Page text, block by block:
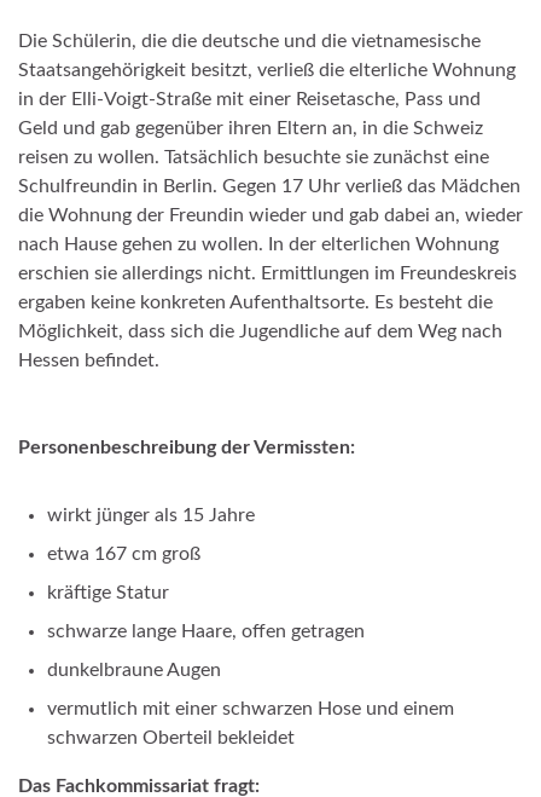
Die Schülerin, die die deutsche und die vietnamesische
Staatsangehörigkeit besitzt, verließ die elterliche Wohnung
in der Elli-Voigt-Straße mit einer Reisetasche, Pass und
Geld und gab gegenüber ihren Eltern an, in die Schweiz
reisen zu wollen. Tatsächlich besuchte sie zunächst eine
Schulfreundin in Berlin. Gegen 17 Uhr verließ das Mädchen
die Wohnung der Freundin wieder und gab dabei an, wieder
nach Hause gehen zu wollen. In der elterlichen Wohnung
erschien sie allerdings nicht. Ermittlungen im Freundeskreis
ergaben keine konkreten Aufenthaltsorte. Es besteht die
Möglichkeit, dass sich die Jugendliche auf dem Weg nach
Hessen befindet.
Personenbeschreibung der Vermissten:
wirkt jünger als 15 Jahre
etwa 167 cm groß
kräftige Statur
schwarze lange Haare, offen getragen
dunkelbraune Augen
vermutlich mit einer schwarzen Hose und einem
schwarzen Oberteil bekleidet
Das Fachkommissariat fragt: